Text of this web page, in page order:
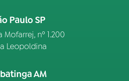
Paulo SP
Mofarrej, nº 1.200
Leopoldina
AM